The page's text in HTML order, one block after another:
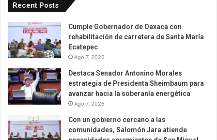
Recent Posts
Cumple Gobernador de Oaxaca con
rehabilitación de carretera de Santa María
Ecatepec
Ago 7, 2026
Destaca Senador Antonino Morales
estrategia de Presidenta Sheimbaum para
avanzar hacia la soberanía energética
Ago 7, 2026
Con un gobierno cercano a las
comunidades, Salomón Jara atiende